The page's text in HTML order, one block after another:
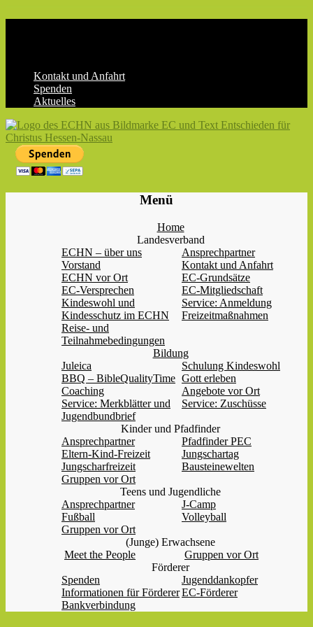
Kontakt und Anfahrt
Spenden
Aktuelles
ECHN
EC-
Menü
Home
Landesverband
ECHN – über uns
Ansprechpartner
Vorstand
Kontakt und Anfahrt
ECHN vor Ort
EC-Grundsätze
EC-Versprechen
EC-Mitgliedschaft
Kindeswohl und
Kindesschutz im ECHN
Service: Anmeldung
Freizeitmaßnahmen
Reise- und
Teilnahmebedingungen
Bildung
Juleica
Schulung Kindeswohl
BBQ – BibleQualityTime Gott erleben
Coaching
Angebote vor Ort
Service: Merkblätter und
Jugendbundbrief
Service: Zuschüsse
Kinder und Pfadfinder
Ansprechpartner
Pfadfinder PEC
Eltern-Kind-Freizeit
Jungschartag
Jungscharfreizeit
Bausteinewelten
Gruppen vor Ort
Teens und Jugendliche
Ansprechpartner
J-Camp
Fußball
Volleyball
Gruppen vor Ort
(Junge) Erwachsene
Meet the People
Gruppen vor Ort
Förderer
Spenden
Jugenddankopfer
Informationen für FördererEC-Förderer
Bankverbindung